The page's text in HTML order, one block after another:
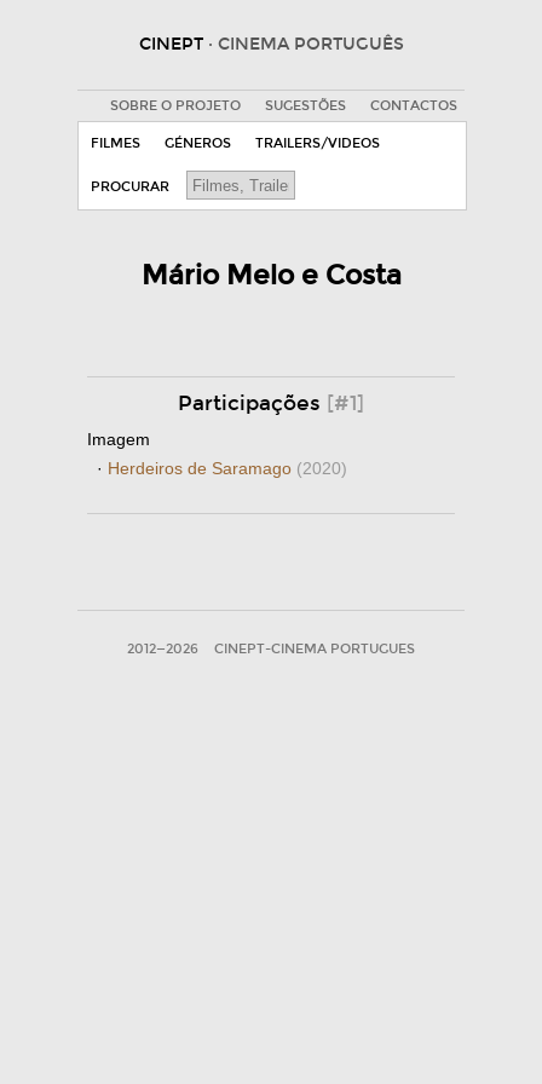
CINEPT · CINEMA PORTUGUÊS
SOBRE O PROJETO SUGESTÕES CONTACTOS
FILMES GÉNEROS TRAILERS/VIDEOS
PROCURAR
Mário Melo e Costa
Participações [#1]
Imagem
· Herdeiros de Saramago (2020)
2012—2026 CINEPT-CINEMA PORTUGUES